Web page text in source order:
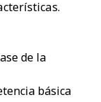
de la
básica